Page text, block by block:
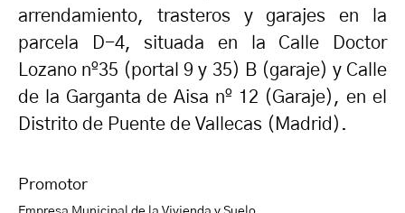
Promotor
arrendamiento, trasteros y garajes en la
parcela D-4, situada en la Calle Doctor
Lozano nº35 (portal 9 y 35) B (garaje) y Calle
de la Garganta de Aisa nº 12 (Garaje), en el
Distrito de Puente de Vallecas (Madrid).